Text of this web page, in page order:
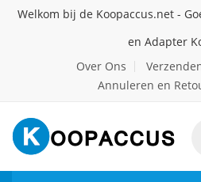
Welkom bij de Koopaccus.net -
en Adapter
Over Ons
Annuleren en